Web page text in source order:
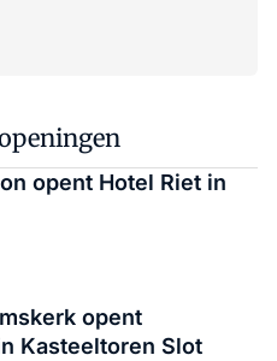
opent Hotel Riet in
opent
Kasteeltoren Slot